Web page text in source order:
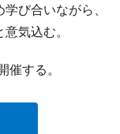
び合いながら、
気込む。
する。